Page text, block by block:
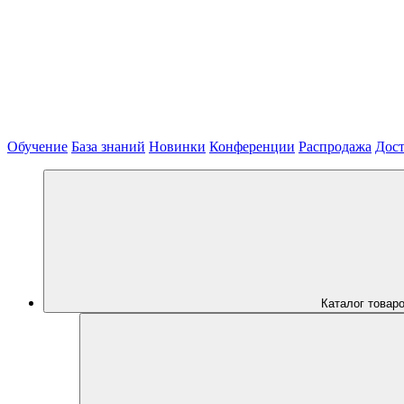
Обучение База знаний Новинки Конференции Распродажа
Каталог